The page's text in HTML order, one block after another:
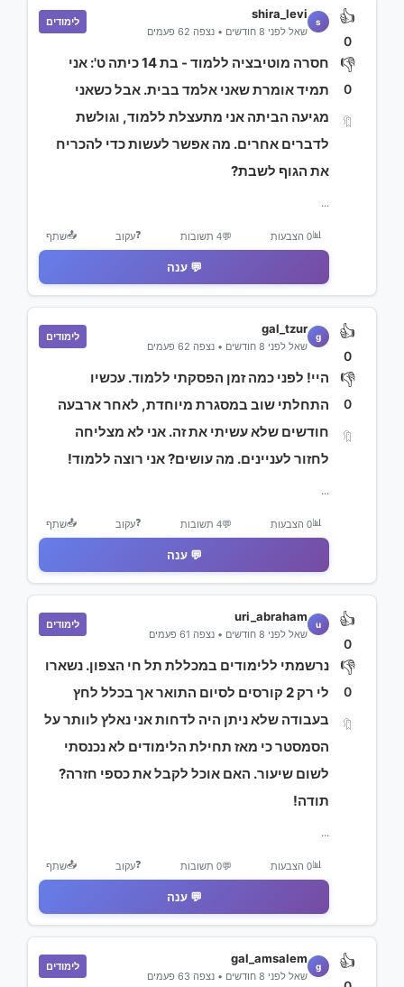
👍
0
👎
0
🔖
s
shira_levi
שאל לפני 8 חודשים • נצפה 62 פעמים
לימודים
חסרה מוטיבציה ללמוד - בת 14 כיתה ט': אני
תמיד אומרת שאני אלמד בבית. אבל כשאני
מגיעה הביתה אני מתעצלת ללמוד, וגולשת
לדברים אחרים. מה אפשר לעשות כדי להכריח
את הגוף לשבת?
...
📊0 הצבעות 💬4 תשובות ❓עקוב 📤שתף
💬 ענה
👍
0
👎
0
🔖
g
gal_tzur
שאל לפני 8 חודשים • נצפה 62 פעמים
לימודים
היי! לפני כמה זמן הפסקתי ללמוד. עכשיו
התחלתי שוב במסגרת מיוחדת, לאחר ארבעה
חודשים שלא עשיתי את זה. אני לא מצליחה
לחזור לעניינים. מה עושים? אני רוצה ללמוד!
...
📊0 הצבעות 💬4 תשובות ❓עקוב 📤שתף
💬 ענה
👍
0
👎
0
🔖
u
uri_abraham
שאל לפני 8 חודשים • נצפה 61 פעמים
לימודים
נרשמתי ללימודים במכללת תל חי הצפון. נשארו
לי רק 2 קורסים לסיום התואר אך בכלל לחץ
בעבודה שלא ניתן היה לדחות אני נאלץ לוותר על
הסמסטר כי מאז תחילת הלימודים לא נכנסתי
לשום שיעור. האם אוכל לקבל את כספי חזרה?
תודה!
...
📊0 הצבעות 💬0 תשובות ❓עקוב 📤שתף
💬 ענה
👍
g
gal_amsalem
שאל לפני 8 חודשים • נצפה 63 פעמים
לימודים